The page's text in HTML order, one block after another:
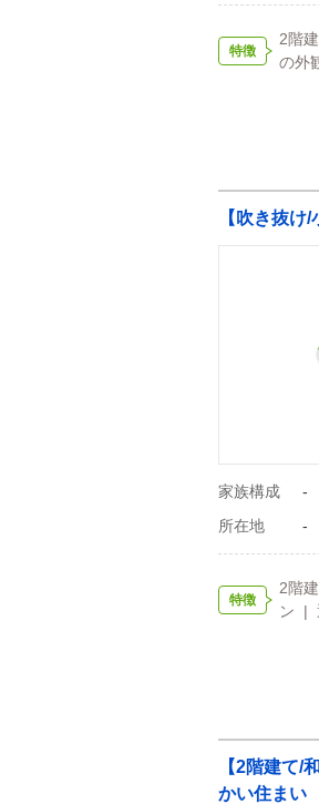
特徴
2階
の外
【吹き抜
家族構成
-
所在地
-
特徴
2階
ン |
【2階建て/
かい住まい